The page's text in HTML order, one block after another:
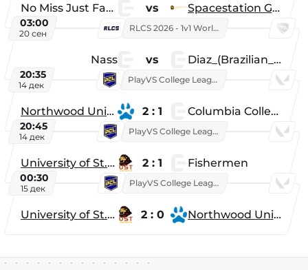
No Miss Just Fake vs Spacestation Gaming
03:00
20 сен
RLCS 2026 - 1v1 World Championship
Nass vs Diaz_(Brazilian_Player)
20:35
14 дек
PlayVS College League 2025: Fall
Northwood University 2 : 1 Columbia College
20:45
14 дек
PlayVS College League 2025: Fall
University of St. Thomas 2 : 1 Fishermen
00:30
15 дек
PlayVS College League 2025: Fall
University of St. Thomas 2 : 0 Northwood University